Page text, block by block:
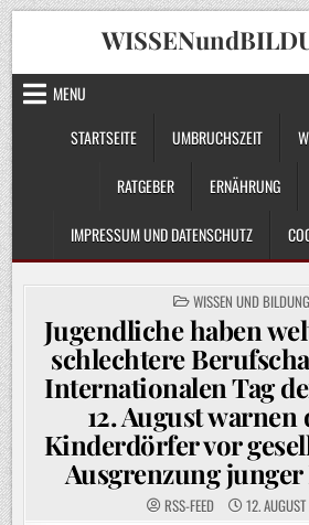
Skip
to
content
MENU
STARTSEITE
UMBRUCHSZEIT
RATGEBER ERNÄHRUNG
IMPRESSUM UND DATENSCHUTZ
POSTED
IN
WISSEN UND BILDUNG
Jugendliche haben
schlechtere
Internationalen Tag
12. August warnen
Kinderdörfer vor
Ausgrenzung
RSS-FEED 12.